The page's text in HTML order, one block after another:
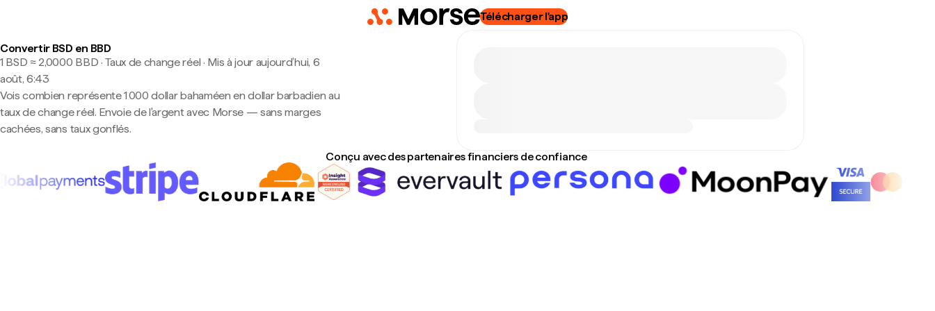
Télécharger l'app
Convertir BSD en BBD
1 BSD ≈ 2,0000 BBD · Taux de change réel · Mis à jour aujourd’hui, 6
août, 6:43
Vois combien représente 1 000 dollar bahaméen en dollar barbadien au
taux de change réel. Envoie de l'argent avec Morse — sans marges
cachées, sans taux gonflés.
Conçu avec des partenaires financiers de confiance